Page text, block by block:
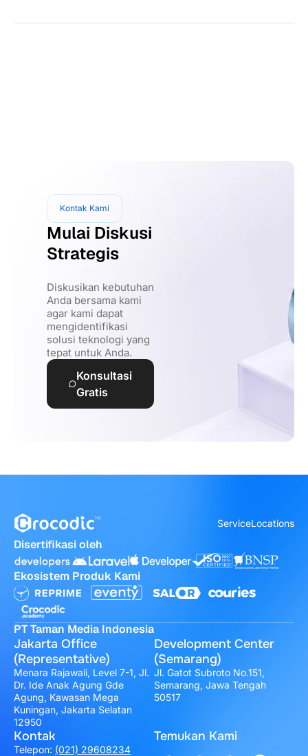
Kontak Kami
Mulai Diskusi
Strategis
Diskusikan kebutuhan
Anda bersama kami
agar kami dapat
mengidentifikasi
solusi teknologi yang
tepat untuk Anda.
Konsultasi
Gratis
ServiceLocations
Disertifikasi oleh
Ekosistem Produk Kami
PT Taman Media Indonesia
Jakarta Office
(Representative)
Menara Rajawali, Level 7-1, Jl.
Dr. Ide Anak Agung Gde
Agung, Kawasan Mega
Kuningan, Jakarta Selatan
12950
Development Center
(Semarang)
Jl. Gatot Subroto No.151,
Semarang, Jawa Tengah
50517
Kontak
Telepon: (021) 29608234
Temukan Kami